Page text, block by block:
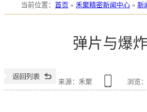
当前位置 ： 首页 » 禾聚精密新闻中心 » 新
弹片与爆
来源：禾聚 浏览：